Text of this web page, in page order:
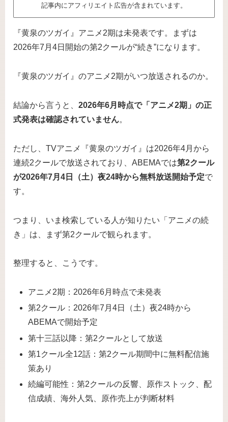
記事内にアフィリエイト広告が含まれています。
『黄泉のツガイ』アニメ2期は未発表です。まずは
2026年7月4日開始の第2クールが“続き”になります。
『黄泉のツガイ』のアニメ2期がいつ放送されるのか。
結論から言うと、 2026年6月時点で「アニメ2期」の正
式発表は確認されていません。
ただし、TVアニメ『黄泉のツガイ』は2026年4月から
連続2クールで放送されており、ABEMAでは第2クール
が2026年7月4日（土）夜24時から無料放送開始予定で
す。
つまり、いま検索している人が知りたい「アニメの続
き」は、まず第2クールで観られます。
整理すると、こうです。
アニメ2期：2026年6月時点で未発表
第2クール：2026年7月4日（土）夜24時から
ABEMAで開始予定
第十三話以降：第2クールとして放送
第1クール全12話：第2クール期間中に無料配信施
策あり
続編可能性：第2クールの反響、原作ストック、配
信成績、海外人気、原作売上が判断材料